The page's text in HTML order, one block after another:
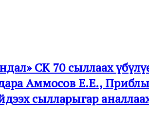
СК 70 сыллаах
Аммосов Е.Е.,
сылларыгар